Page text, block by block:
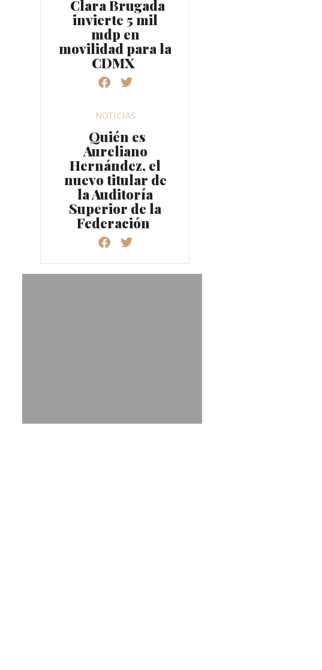
Clara Brugada
invierte 5 mil
mdp en
movilidad para la
CDMX
NOTICIAS
Quién es
Aureliano
Hernández, el
nuevo titular de
la Auditoría
Superior de la
Federación